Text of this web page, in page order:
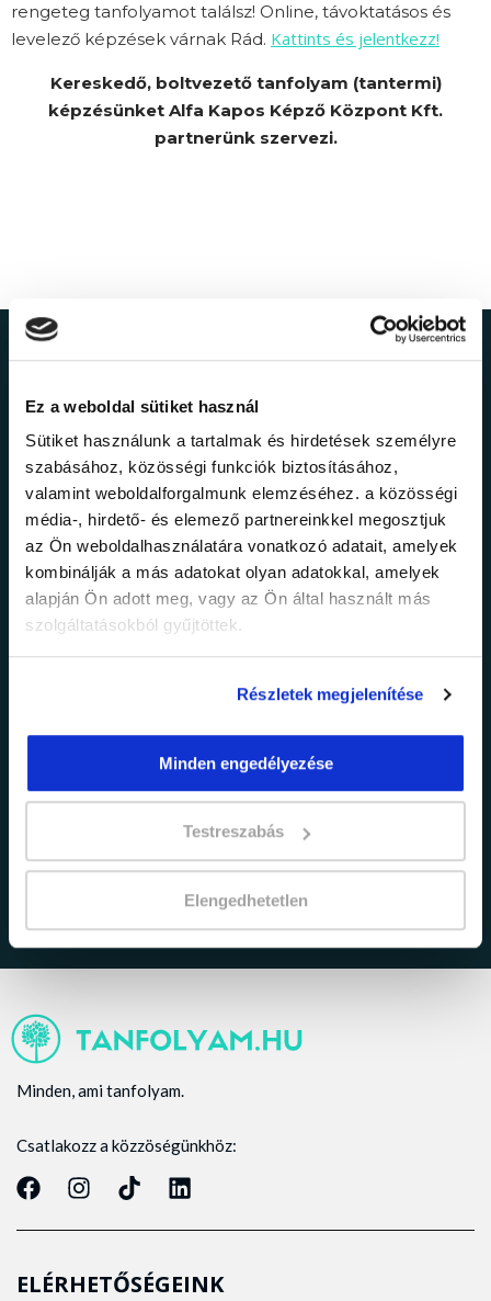
Ez a weboldal sütiket használ
Sütiket használunk a tartalmak és hirdetések személyre
szabásához, közösségi funkciók biztosításához,
valamint weboldalforgalmunk elemzéséhez. a közösségi
média-, hirdető- és elemező partnereinkkel megosztjuk
az Ön weboldalhasználatára vonatkozó adatait, amelyek
kombinálják a más adatokat olyan adatokkal, amelyek
alapján Ön adott meg, vagy az Ön által használt más
szolgáltatásokból gyűjtöttek.
Részletek megjelenítése
Minden engedélyezése
Testreszabás
Elengedhetetlen
rengeteg tanfolyamot találsz! Online, távoktatásos és
levelező képzések várnak Rád. Kattints és jelentkezz!
Kereskedő, boltvezető tanfolyam (tantermi)
képzésünket Alfa Kapos Képző Központ Kft.
partnerünk szervezi.
Ne maradj le a
legfrissebb
információkról!
Értesülj elsőként legújabb tanfolyamainkról,
legfrissebb híreinkről és időszakos
promócióinkról.
Elfogadom azadatkezelési tájékoztatóban
Minden, ami tanfolyam.
Csatlakozz a közzöségünkhöz:
ELÉRHETŐSÉGEINK